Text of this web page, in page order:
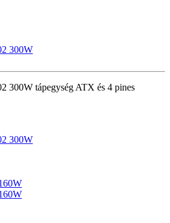
300W
300W tápegység ATX és 4 pines
300W